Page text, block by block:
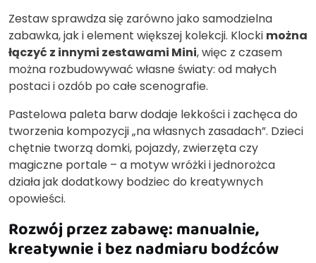
Zestaw sprawdza się zarówno jako samodzielna
zabawka, jak i element większej kolekcji. Klocki można
łączyć z innymi zestawami Mini, więc z czasem
można rozbudowywać własne światy: od małych
postaci i ozdób po całe scenografie.
Pastelowa paleta barw dodaje lekkości i zachęca do
tworzenia kompozycji „na własnych zasadach”. Dzieci
chętnie tworzą domki, pojazdy, zwierzęta czy
magiczne portale – a motyw wróżki i jednorożca
działa jak dodatkowy bodziec do kreatywnych
opowieści.
Rozwój przez zabawę: manualnie,
kreatywnie i bez nadmiaru bodźców